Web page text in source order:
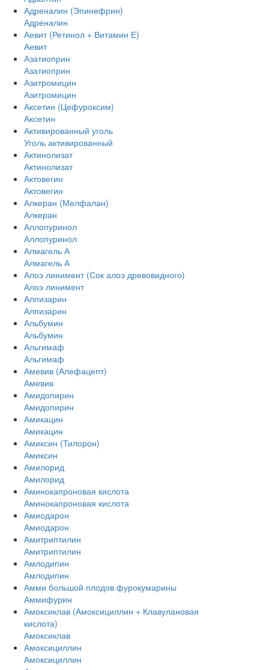
Адреналин (Эпинефрин)
Адреналин
Аевит (Ретинол + Витамин Е)
Аевит
Азатиоприн
Азатиоприн
Азитромицин
Азитромицин
Аксетин (Цефуроксим)
Аксетин
Активированный уголь
Уголь активированный
Актинолизат
Актинолизат
Актовегин
Актовегин
Алкеран (Мелфалан)
Алкеран
Аллопуринол
Аллопуринол
Алмагель А
Алмагель А
Алоэ линимент (Сок алоэ древовидного)
Алоэ линимент
Алпизарин
Алпизарин
Альбумин
Альбумин
Альгимаф
Альгимаф
Амевив (Алефацепт)
Амевив
Амидопирин
Амидопирин
Амикацин
Амикацин
Амиксин (Тилорон)
Амиксин
Амилорид
Амилорид
Аминокапроновая кислота
Аминокапроновая кислота
Амиодарон
Амиодарон
Амитриптилин
Амитриптилин
Амлодипин
Амлодипин
Амми большой плодов фурокумарины
Аммифурин
Амоксиклав (Амоксициллин + Клавулановая
кислота)
Амоксиклав
Амоксициллин
Амоксициллин